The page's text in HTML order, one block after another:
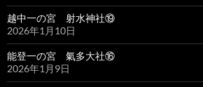
越中一の宮 射水神社⑲
2026年1月10日
能登一の宮 氣多大社⑯
2026年1月9日